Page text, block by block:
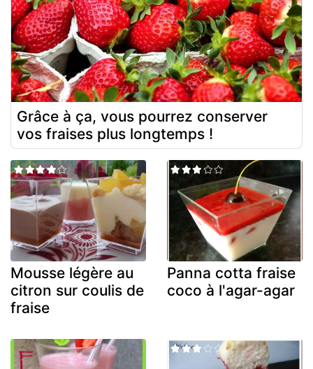
Grâce à ça, vous pourrez conserver
vos fraises plus longtemps !
Mousse légère au
citron sur coulis de
fraise
Panna cotta fraise
coco à l'agar-agar